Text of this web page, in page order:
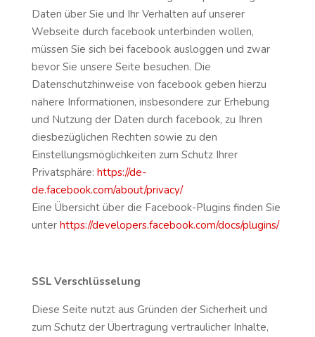
Daten über Sie und Ihr Verhalten auf unserer
Webseite durch facebook unterbinden wollen,
müssen Sie sich bei facebook ausloggen und zwar
bevor Sie unsere Seite besuchen. Die
Datenschutzhinweise von facebook geben hierzu
nähere Informationen, insbesondere zur Erhebung
und Nutzung der Daten durch facebook, zu Ihren
diesbezüglichen Rechten sowie zu den
Einstellungsmöglichkeiten zum Schutz Ihrer
Privatsphäre: https://de-
de.facebook.com/about/privacy/
Eine Übersicht über die Facebook-Plugins finden Sie
unter https://developers.facebook.com/docs/plugins/
SSL Verschlüsselung
Diese Seite nutzt aus Gründen der Sicherheit und
zum Schutz der Übertragung vertraulicher Inhalte,